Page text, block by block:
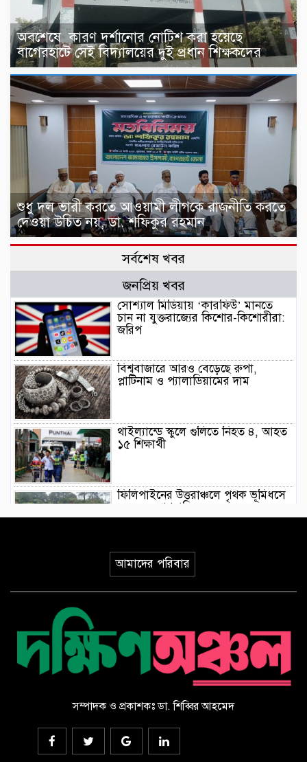
অবশেষে কারণ দর্শানোর নোটিশ করা হয়েছে
বাগেরহাটে সেই বিদ্যালয়ের দুই প্রধান শিক্ষকদের
শুধু দল ভারী করতে আওয়ামী লীগকে রাজনীতি করতে
দেওয়া উচিত নয়, ডা. শফিকুর রহমান
সর্বশেষ খবর
জনপ্রিয় খবর
সোশ্যাল মিডিয়ায় ‘কারফিউ’ মানতে
চান না যুক্তরাজ্যের কিশোর-কিশোরীরা:
জরিপ
বিশ্ববাজারে আরও বেড়েছে রুপা,
প্লাটিনাম ও প্যালাডিয়ামের দাম
থাইল্যান্ডে স্কুলে গুলিতে নিহত ৪, আহত
১৫ শিক্ষার্থী
ফিলিপাইনের উত্তরাঞ্চলে পৃথক ভূমিধসে
৪ জনের প্রাণহানি
ইয়েমেনে হুথিদের ড্রোন হামলা,
ভূপাতিতের দাবি সরকারি বাহিনীর
করলেন জাপানি চিকিৎসকরা, ভিডিও
ভাইরাল
সৌদি আরবে হুথিদের হামলায় ১১
বেসামরিক নাগরিক আহত
ড্যাবের ৩৭তম প্রতিষ্ঠাবার্ষিকীর
আমাদের পরিবার
সম্পাদক ও প্রকাশকঃ ডা. শিব্বির আহমেদ